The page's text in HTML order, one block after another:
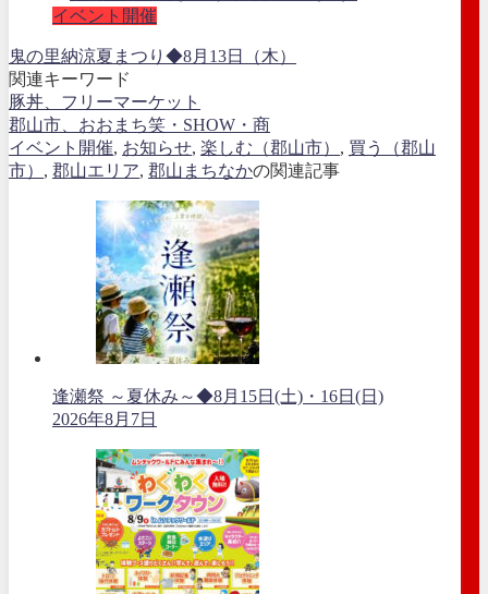
イベント開催
鬼の里納涼夏まつり◆8月13日（木）
関連キーワード
豚丼、フリーマーケット
郡山市、おおまち笑・SHOW・商
イベント開催, お知らせ, 楽しむ（郡山市） , 買う（郡山
市） , 郡山エリア, 郡山まちなかの関連記事
逢瀬祭 ～夏休み～◆8月15日(土)・16日(日)
2026年8月7日